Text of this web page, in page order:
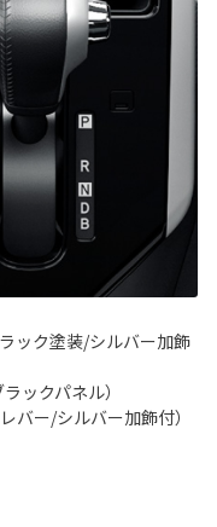
ック塗装/シルバー加飾
ックパネル）
バー/シルバー加飾付）